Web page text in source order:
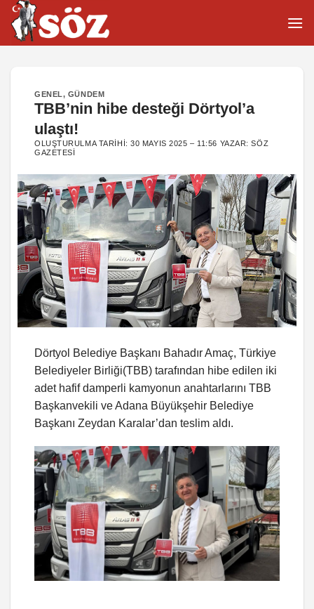
İçeriğe
atla
GENEL, GÜNDEM
TBB’nin hibe desteği Dörtyol’a
ulaştı!
OLUŞTURULMA TARIHI:30 MAYIS 2025 – 11:56 YAZAR:SÖZ
GAZETESI
Dörtyol Belediye Başkanı Bahadır Amaç, Türkiye
Belediyeler Birliği(TBB) tarafından hibe edilen iki
adet hafif damperli kamyonun anahtarlarını TBB
Başkanvekili ve Adana Büyükşehir Belediye
Başkanı Zeydan Karalar’dan teslim aldı.